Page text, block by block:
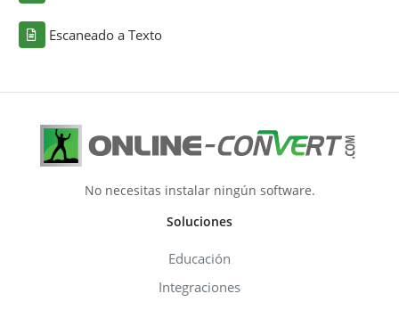
Escaneado a Texto
No necesitas instalar ningún software.
Soluciones
Educación
Integraciones